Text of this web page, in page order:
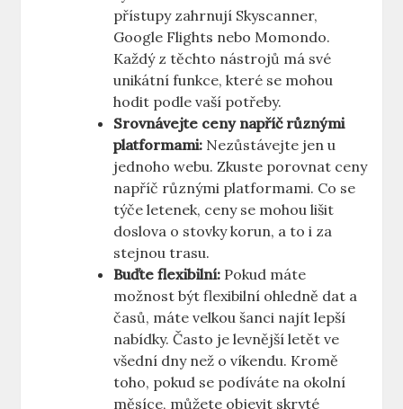
přístupy zahrnují Skyscanner,
Google Flights nebo Momondo.
Každý z těchto nástrojů má své
unikátní funkce, které se mohou
hodit podle vaší potřeby.
Srovnávejte ceny napříč různými
platformami: Nezůstávejte jen u
jednoho webu. Zkuste porovnat ceny
napříč různými platformami. Co se
týče letenek, ceny se mohou lišit
doslova o stovky korun, a to i za
stejnou trasu.
Buďte flexibilní: Pokud máte
možnost být flexibilní ohledně dat a
časů, máte velkou šanci najít lepší
nabídky. Často je levnější letět ve
všední dny než o víkendu. Kromě
toho, pokud se podíváte na okolní
měsíce, můžete objevit skryté